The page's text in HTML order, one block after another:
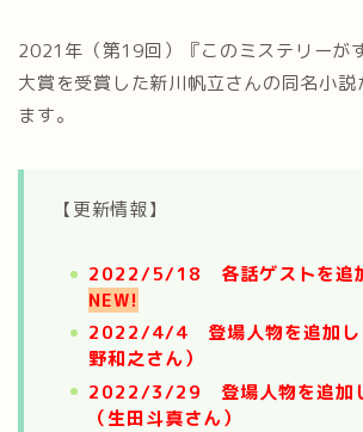
2021年（第19回）『このミステリーが
大賞を受賞した新川帆立さんの同名小
ます。
【更新情報】
2022/5/18 各話ゲストを追
NEW!
2022/4/4 登場人物を追加し
野和之さん）
2022/3/29 登場人物を追加
（生田斗真さん）